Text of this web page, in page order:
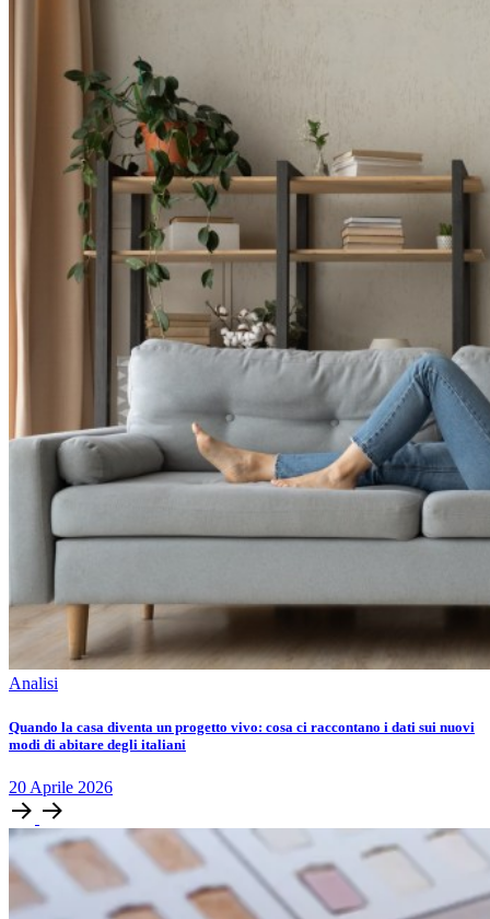
Analisi
Quando la casa diventa un progetto vivo: cosa ci raccontano i dati sui nuovi
modi di abitare degli italiani
20 Aprile 2026